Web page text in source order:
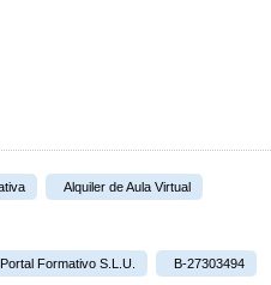
Alquiler de Aula Virtual
Formativo S.L.U. B-27303494